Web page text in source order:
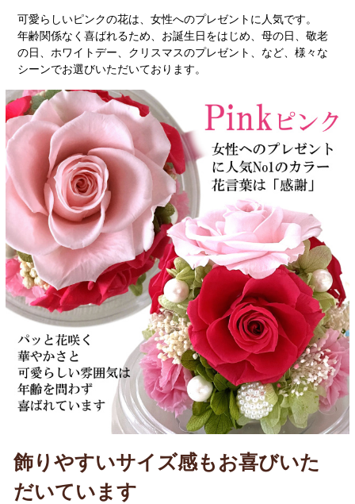
可愛らしいピンクの花は、女性へのプレゼントに人気です。
年齢関係なく喜ばれるため、お誕生日をはじめ、母の日、敬老
の日、ホワイトデー、クリスマスのプレゼント、など、様々な
シーンでお選びいただいております。
飾りやすいサイズ感もお喜びいた
だいています